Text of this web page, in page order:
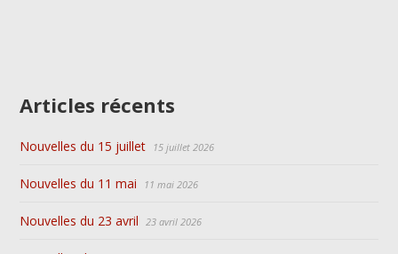
Articles récents
Nouvelles du 15 juillet 15 juillet 2026
Nouvelles du 11 mai 11 mai 2026
Nouvelles du 23 avril 23 avril 2026